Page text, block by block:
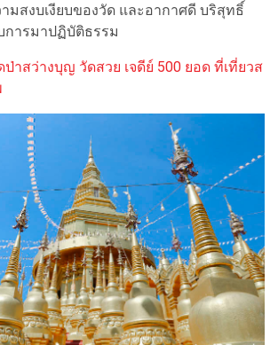
มสงบเงียบของวัด และอากาศดี บริสุทธิ์
การมาปฏิบัติธรรม
ป่าสว่างบุญ วัดสวย เจดีย์ 500 ยอด ที่เที่ยวส